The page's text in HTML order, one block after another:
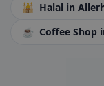
🕌 Halal in
☕ Coffee Shop